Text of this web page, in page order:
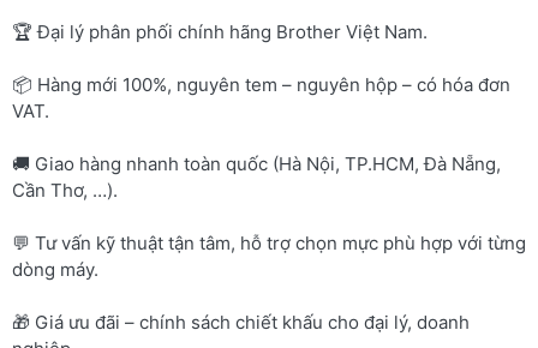
🏆 Đại lý phân phối chính hãng Brother Việt Nam.
📦 Hàng mới 100%, nguyên tem – nguyên hộp – có hóa đơn
VAT.
🚚 Giao hàng nhanh toàn quốc (Hà Nội, TP.HCM, Đà Nẵng,
Cần Thơ, …).
💬 Tư vấn kỹ thuật tận tâm, hỗ trợ chọn mực phù hợp với từng
dòng máy.
🎁 Giá ưu đãi – chính sách chiết khấu cho đại lý, doanh